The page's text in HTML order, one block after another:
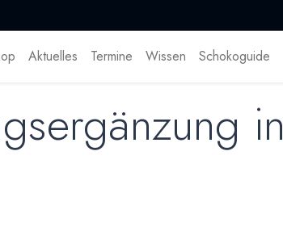
Aktuelles Termine Wissen Schokoguide
in